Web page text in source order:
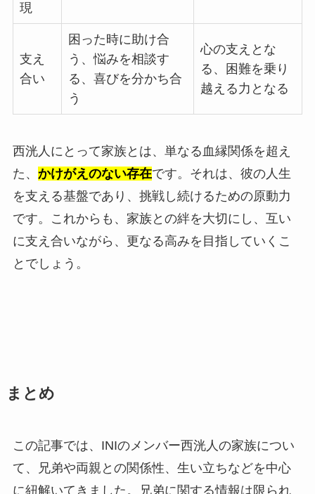
現
支え
合い
困った時に助け合
う、悩みを相談す
る、喜びを分かち合
う
心の支えとな
る、困難を乗り
越える力となる
西洸人にとって家族とは、単なる血縁関係を超え
た、 かけがえのない存在です。それは、彼の人生
を支える基盤であり、挑戦し続けるための原動力
です。これからも、家族との絆を大切にし、互い
に支え合いながら、更なる高みを目指していくこ
とでしょう。
まとめ
この記事では、INIのメンバー西洸人の家族につい
て、兄弟や両親との関係性、生い立ちなどを中心
に紐解いてきました。兄弟に関する情報は限られ